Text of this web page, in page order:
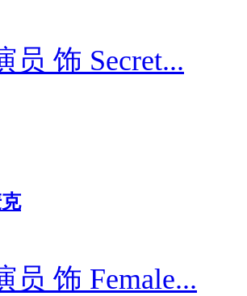
员 饰 Secret...
员 饰 Female...